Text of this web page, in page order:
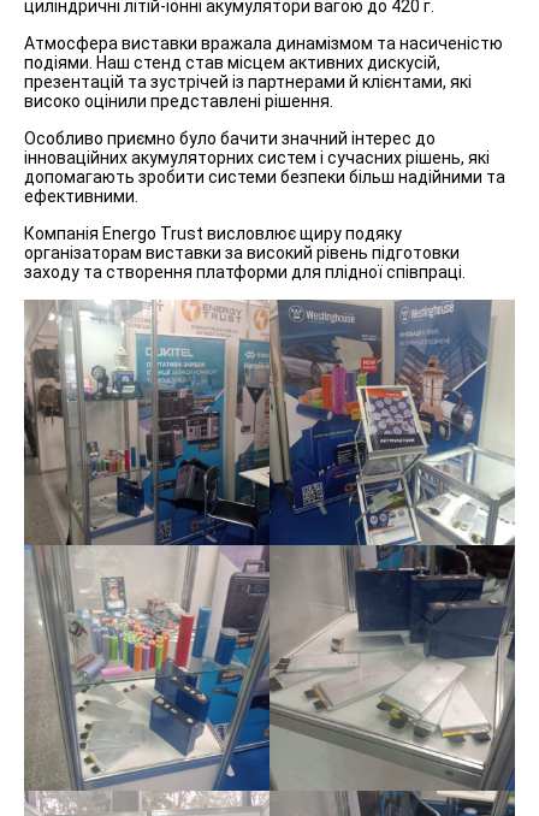
циліндричні літій-іонні акумулятори вагою до 420 г.
Атмосфера виставки вражала динамізмом та насиченістю
подіями. Наш стенд став місцем активних дискусій,
презентацій та зустрічей із партнерами й клієнтами, які
високо оцінили представлені рішення.
Особливо приємно було бачити значний інтерес до
інноваційних акумуляторних систем і сучасних рішень, які
допомагають зробити системи безпеки більш надійними та
ефективними.
Компанія Energo Trust висловлює щиру подяку
організаторам виставки за високий рівень підготовки
заходу та створення платформи для плідної співпраці.